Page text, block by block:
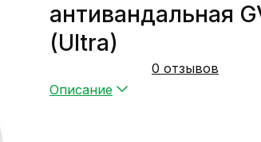
антивандальная
(Ultra)
0 отзывов
Описание